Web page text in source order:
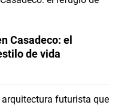
Casadeco: el
de vida